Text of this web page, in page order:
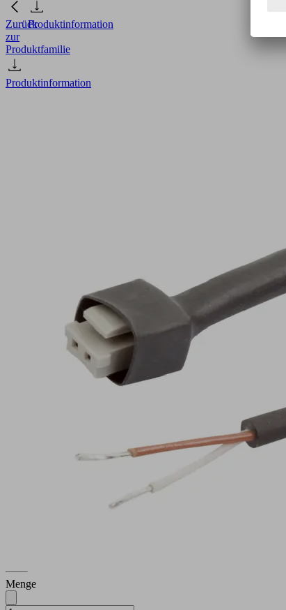
Zurück
zur
Produktfamilie
Produktinformation
21.04.06.00086
Anschlusskabel
PUR-Kabel
polig
Menge
Produktinformation